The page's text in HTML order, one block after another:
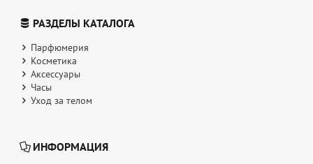
РАЗДЕЛЫ КАТАЛОГА
Парфюмерия
Косметика
Аксессуары
Часы
Уход за телом
ИНФОРМАЦИЯ